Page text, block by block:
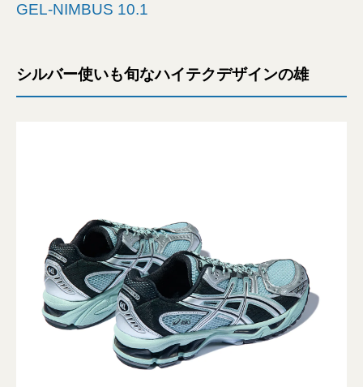
GEL-NIMBUS 10.1
シルバー使いも旬なハイテクデザインの雄